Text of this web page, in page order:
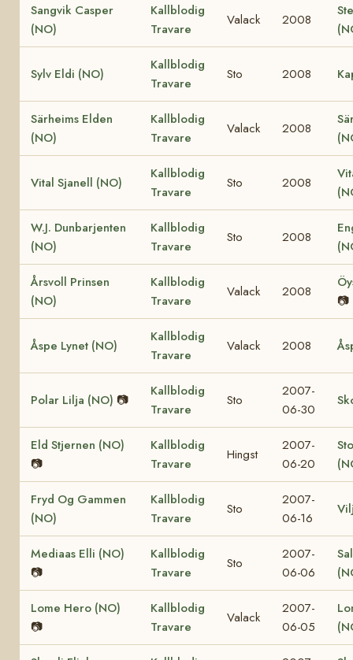
Sangvik Casper
(NO)
Kallblodig
Travare
Valack 2008
Sylv Eldi (NO)
Kallblodig
Travare
Sto 2008
Särheims Elden
(NO)
Kallblodig
Travare
Valack 2008
Vital Sjanell (NO)
Kallblodig
Travare
Sto 2008
W.J. Dunbarjenten
(NO)
Kallblodig
Travare
Sto 2008
Årsvoll Prinsen
(NO)
Kallblodig
Travare
Valack 2008
📷
Åspe Lynet (NO)
Kallblodig
Travare
Valack 2008
Polar Lilja (NO) 📷
Kallblodig
Travare
Sto
2007-
06-30
Eld Stjernen (NO)
📷
Kallblodig
Travare
Hingst
2007-
06-20
Fryd Og Gammen
(NO)
Kallblodig
Travare
Sto
2007-
06-16
Mediaas Elli (NO)
📷
Kallblodig
Travare
Sto
2007-
06-06
Lome Hero (NO)
📷
Kallblodig
Travare
Valack
2007-
06-05